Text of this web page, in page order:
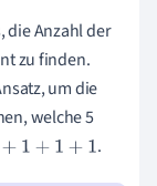
die Anzahl der
zu finden.
um die
welche 5
1+ 1 +1 .